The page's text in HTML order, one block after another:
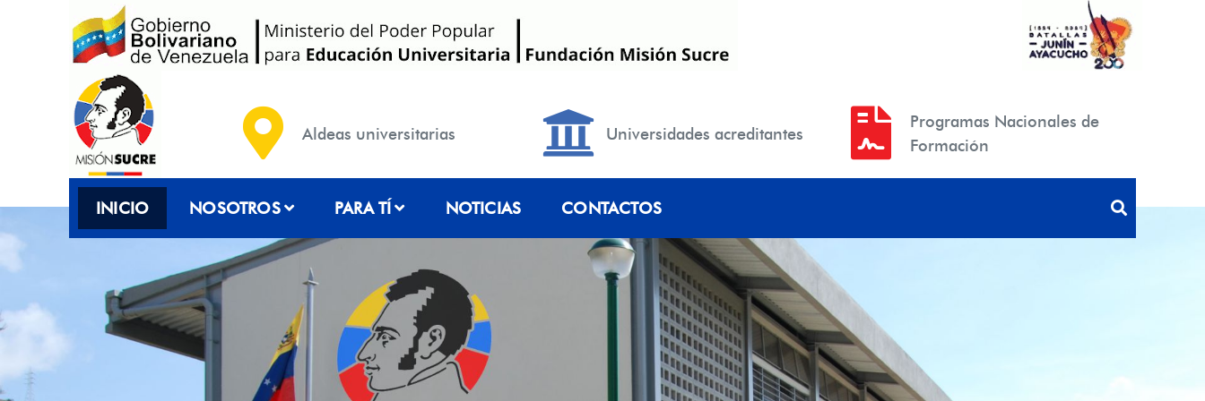
Aldeas universitarias Universidades acreditantes
Programas Nacionales de
Formación
INICIO NOSOTROS PARA TÍ NOTICIAS CONTACTOS